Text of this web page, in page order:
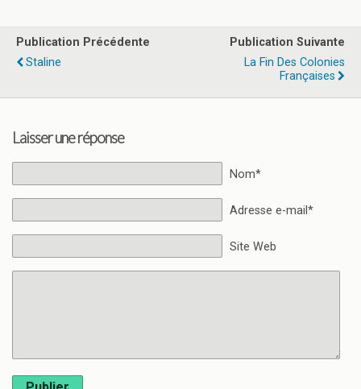
Publication Précédente
Staline
Publication Suivante
La Fin Des Colonies
Françaises
Laisser une réponse
Nom*
Adresse e-mail*
Site Web